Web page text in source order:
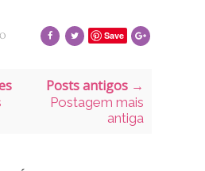
Save
Posts antigos →
Postagem mais
antiga